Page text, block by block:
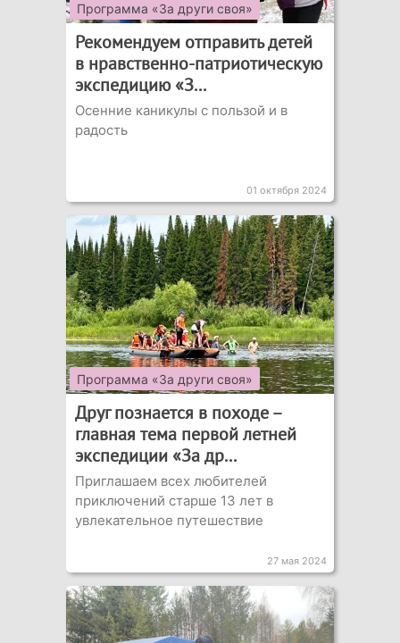
Программа «За други своя»
Рекомендуем отправить детей
в нравственно-патриотическую
экспедицию «З...
Осенние каникулы с пользой и в
радость
01 октября 2024
Программа «За други своя»
Друг познается в походе –
главная тема первой летней
экспедиции «За др...
Приглашаем всех любителей
приключений старше 13 лет в
увлекательное путешествие
27 мая 2024